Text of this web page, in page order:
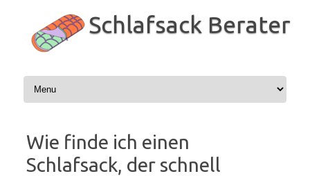
springen
Schlafsack Berater
Wie finde ich einen
Schlafsack, der schnell